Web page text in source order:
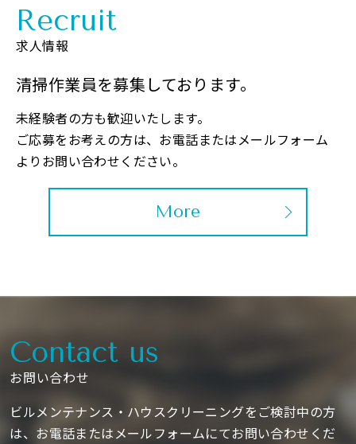
Recruit
求人情報
清掃作業員を募集しております。
未経験者の方も歓迎いたします。
ご応募をお考えの方は、お電話またはメールフォーム
よりお問い合わせください。
More
Contact us
お問い合わせ
ビルメンテナンス・ハウスクリーニングをご検討中の方
は、お電話またはメールフォームにてお問い合わせくだ